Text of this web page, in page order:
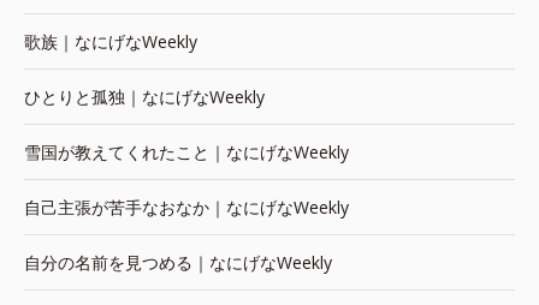
歌族｜なにげなWeekly
ひとりと孤独｜なにげなWeekly
雪国が教えてくれたこと｜なにげなWeekly
自己主張が苦手なおなか｜なにげなWeekly
自分の名前を見つめる｜なにげなWeekly